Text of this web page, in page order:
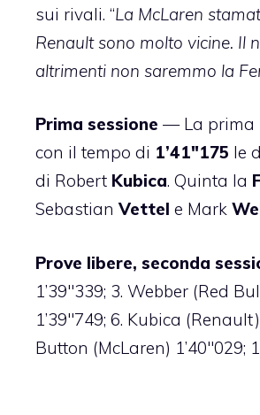
sui rivali. “La McLaren
Renault sono molto vicine. Il
altrimenti non saremmo la
Prima sessione — La prima
con il tempo di 1’41″175 le
di Robert Kubica. Quinta la
SebastianVettel e Mark
Prove libere, seconda
1’39″339; 3. Webber (Red
1’39″749; 6. Kubica
Button (McLaren) 1’40″029;